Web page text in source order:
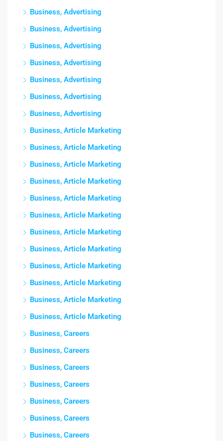
Business, Advertising
Business, Advertising
Business, Advertising
Business, Advertising
Business, Advertising
Business, Advertising
Business, Advertising
Business, Article Marketing
Business, Article Marketing
Business, Article Marketing
Business, Article Marketing
Business, Article Marketing
Business, Article Marketing
Business, Article Marketing
Business, Article Marketing
Business, Article Marketing
Business, Article Marketing
Business, Article Marketing
Business, Article Marketing
Business, Careers
Business, Careers
Business, Careers
Business, Careers
Business, Careers
Business, Careers
Business, Careers